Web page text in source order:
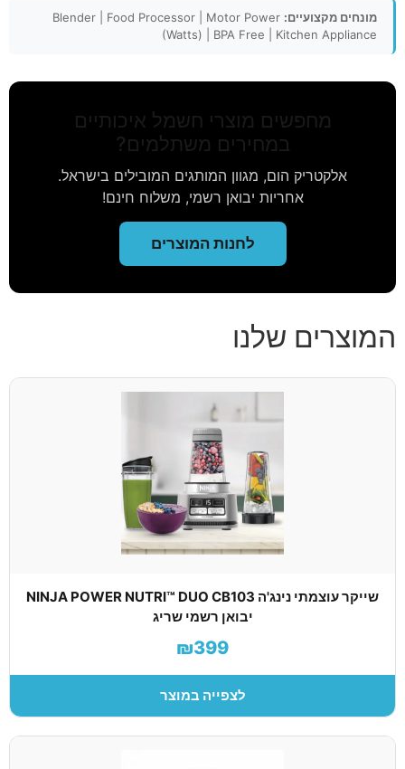
מונחים מקצועיים: Blender | Food Processor | Motor Power
(Watts) | BPA Free | Kitchen Appliance
מחפשים מוצרי חשמל איכותיים
במחירים משתלמים?
אלקטריק הום, מגוון המותגים המובילים בישראל.
אחריות יבואן רשמי, משלוח חינם!
לחנות המוצרים
המוצרים שלנו
שייקר עוצמתי נינג'ה NINJA POWER NUTRI™ DUO CB103
יבואן רשמי שריג
₪399
לצפייה במוצר